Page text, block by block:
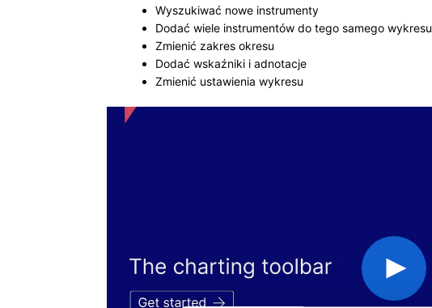
Wyszukiwać nowe instrumenty
Dodać wiele instrumentów do tego samego wykresu
Zmienić zakres okresu
Dodać wskaźniki i adnotacje
Zmienić ustawienia wykresu